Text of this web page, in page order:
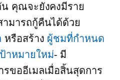
น คุณจะยังคงมีราย
ามารถกู้คืนได้ด้วย
หรือสร้าง ผู้ชมที่กำหนด
าหมายใหม่- มี
ขออีเมลเมื่อสิ้นสุดการ